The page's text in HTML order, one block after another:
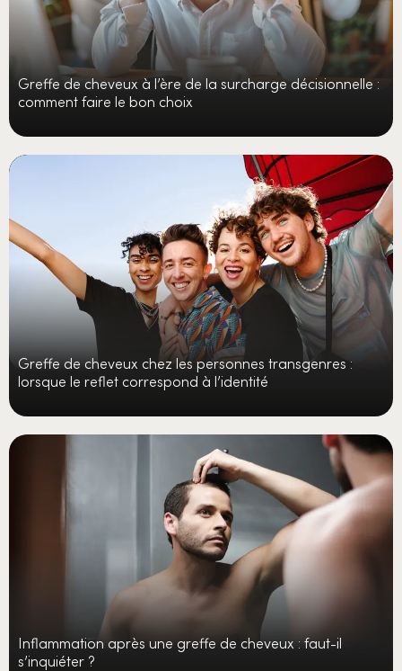
Greffe de cheveux à l’ère de la surcharge décisionnelle :
comment faire le bon choix
Greffe de cheveux chez les personnes transgenres :
lorsque le reflet correspond à l’identité
Inflammation après une greffe de cheveux : faut-il
s’inquiéter ?